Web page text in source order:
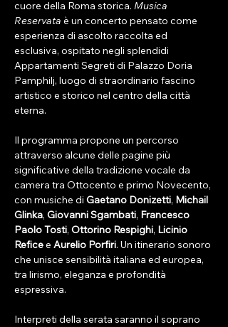
cuore della Roma storica. Musica
Reservata è un concerto pensato come
esperienza di ascolto raccolta ed
esclusiva, ospitato negli splendidi
Appartamenti Segreti di Palazzo Doria
Pamphilj, luogo di straordinario fascino
artistico e storico nel centro della città
eterna.
Il programma propone un percorso
attraverso alcune delle pagine più
significative della tradizione vocale da
camera tra Ottocento e primo Novecento,
con musiche di Gaetano Donizetti, Michail
Glinka, Giovanni Sgambati, Francesco
Paolo Tosti, Ottorino Respighi, Licinio
Refice e Aurelio Porfiri. Un itinerario sonoro
che unisce sensibilità italiana ed europea,
tra lirismo, eleganza e profondità
espressiva.
Interpreti della serata saranno il soprano